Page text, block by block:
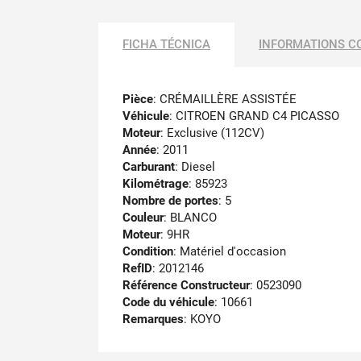
FICHA TÉCNICA INFORMATIONS
Pièce: CRÉMAILLÈRE ASSISTÉE
Véhicule: CITROEN GRAND C4 PICASSO
Moteur: Exclusive (112CV)
Année: 2011
Carburant: Diesel
Kilométrage: 85923
Nombre de portes: 5
Couleur: BLANCO
Moteur: 9HR
Condition: Matériel d'occasion
RefID: 2012146
Référence Constructeur: 0523090
Code du véhicule: 10661
Remarques: KOYO